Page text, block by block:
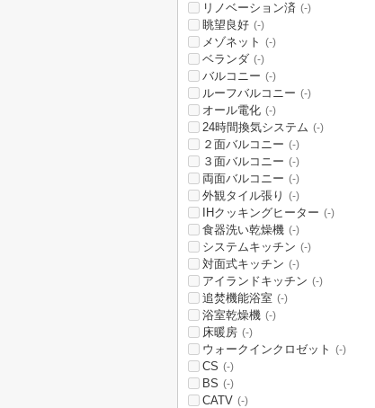
リノベーション済 (-)
眺望良好 (-)
メゾネット (-)
ベランダ (-)
バルコニー (-)
ルーフバルコニー (-)
オール電化 (-)
24時間換気システム (-)
２面バルコニー (-)
３面バルコニー (-)
両面バルコニー (-)
外観タイル張り (-)
IHクッキングヒーター (-)
食器洗い乾燥機 (-)
システムキッチン (-)
対面式キッチン (-)
アイランドキッチン (-)
追焚機能浴室 (-)
浴室乾燥機 (-)
床暖房 (-)
ウォークインクロゼット (-)
CS (-)
BS (-)
CATV (-)